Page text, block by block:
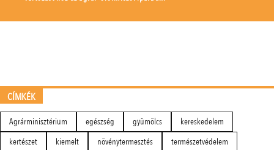
CÍMKÉK
Agrárminisztérium egészség gyümölcs
kereskedelem
kertészet
kiemelt növénytermesztés
természetvédelem